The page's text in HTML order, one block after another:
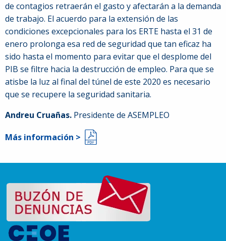
de contagios retraerán el gasto y afectarán a la demanda
de trabajo. El acuerdo para la extensión de las
condiciones excepcionales para los ERTE hasta el 31 de
enero prolonga esa red de seguridad que tan eficaz ha
sido hasta el momento para evitar que el desplome del
PIB se filtre hacia la destrucción de empleo. Para que se
atisbe la luz al final del túnel de este 2020 es necesario
que se recupere la seguridad sanitaria.
Andreu Cruañas. Presidente de ASEMPLEO
Más información >